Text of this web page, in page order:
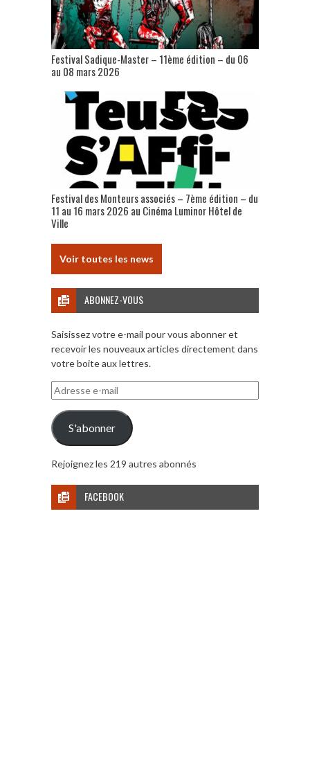
Festival Sadique-Master – 11ème édition – du 06
au 08 mars 2026
Festival des Monteurs associés – 7ème édition – du
11 au 16 mars 2026 au Cinéma Luminor Hôtel de
Ville
Voir toutes les news
ABONNEZ-VOUS
Saisissez votre e-mail pour vous abonner et
recevoir les nouveaux articles directement dans
votre boite aux lettres.
Adresse
e-
mail
S'abonner
Rejoignez les 219 autres abonnés
FACEBOOK